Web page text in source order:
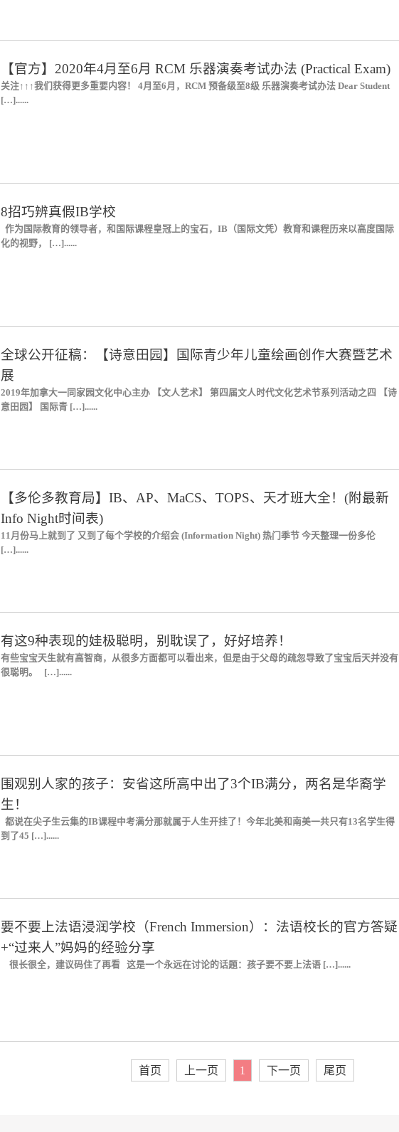
【官方】2020年4月至6月 RCM 乐器演奏考试办法 (Practical Exam)
关注↑↑↑我们获得更多重要内容！ 4月至6月，RCM 预备级至8级 乐器演奏考试办法 Dear Student
[…]......
8招巧辨真假IB学校
作为国际教育的领导者，和国际课程皇冠上的宝石，IB（国际文凭）教育和课程历来以高度国际
化的视野， […]......
全球公开征稿：【诗意田园】国际青少年儿童绘画创作大赛暨艺术
展
2019年加拿大一同家园文化中心主办 【文人艺术】 第四届文人时代文化艺术节系列活动之四 【诗
意田园】 国际青 […]......
【多伦多教育局】IB、AP、MaCS、TOPS、天才班大全！(附最新
Info Night时间表)
11月份马上就到了 又到了每个学校的介绍会 (Information Night) 热门季节 今天整理一份多伦
[…]......
有这9种表现的娃极聪明，别耽误了，好好培养！
有些宝宝天生就有高智商，从很多方面都可以看出来，但是由于父母的疏忽导致了宝宝后天并没有
很聪明。 […]......
围观别人家的孩子：安省这所高中出了3个IB满分，两名是华裔学
生！
都说在尖子生云集的IB课程中考满分那就属于人生开挂了！今年北美和南美一共只有13名学生得
到了45 […]......
要不要上法语浸润学校（French Immersion）：法语校长的官方答疑
+“过来人”妈妈的经验分享
很长很全，建议码住了再看 这是一个永远在讨论的话题：孩子要不要上法语 […]......
首页 上一页 1 下一页 尾页